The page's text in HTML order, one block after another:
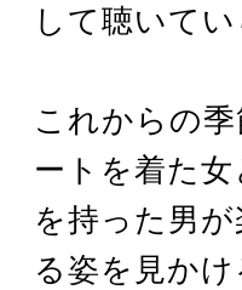
して聴いてい
これからの
ートを着た
を持った男
る姿を見か